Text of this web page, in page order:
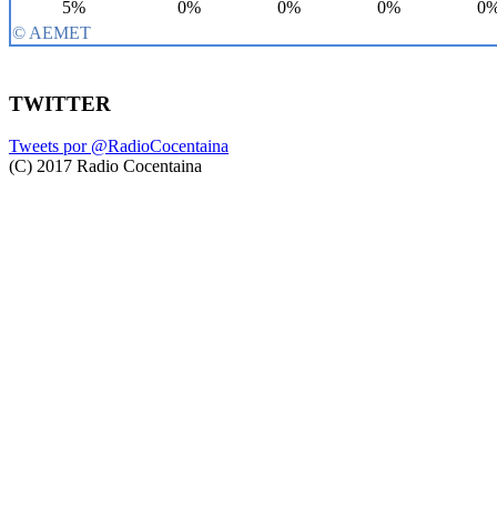
TWITTER
Tweets por @RadioCocentaina
(C) 2017 Radio Cocentaina